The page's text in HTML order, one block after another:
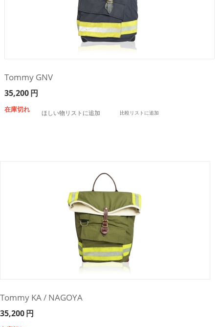
Tommy GNV
35,200円
在庫切れ ほしい物リストに追加 比較リストに追加
Tommy KA / NAGOYA
35,200円